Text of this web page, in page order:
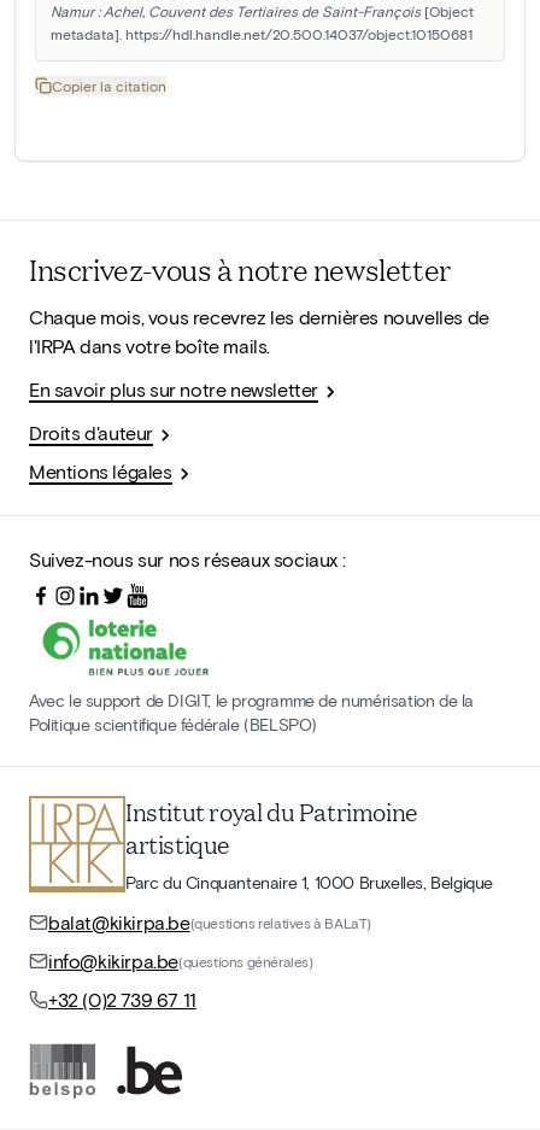
Namur : Achel, Couvent des Tertiaires de Saint-François [Object
metadata]. https://hdl.handle.net/20.500.14037/object.10150681
Copier la citation
Inscrivez-vous à notre newsletter
Chaque mois, vous recevrez les dernières nouvelles de
l'IRPA dans votre boîte mails.
En savoir plus sur notre newsletter
Droits d'auteur
Mentions légales
Suivez-nous sur nos réseaux sociaux :
Avec le support de DIGIT, le programme de numérisation de la
Politique scientifique fédérale (BELSPO)
Institut royal du Patrimoine
artistique
Parc du Cinquantenaire 1, 1000 Bruxelles, Belgique
balat@kikirpa.be(questions relatives à BALaT)
info@kikirpa.be(questions générales)
+32 (0)2 739 67 11